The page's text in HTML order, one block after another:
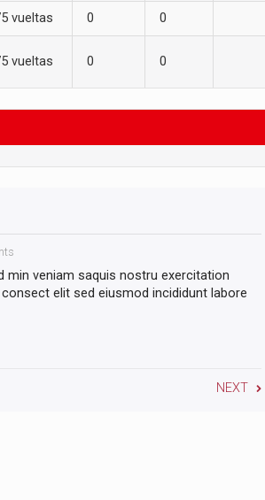
vueltas 0 0
vueltas 0 0
min veniam saquis nostru exercitation
elit sed eiusmod incididunt labore
NEXT